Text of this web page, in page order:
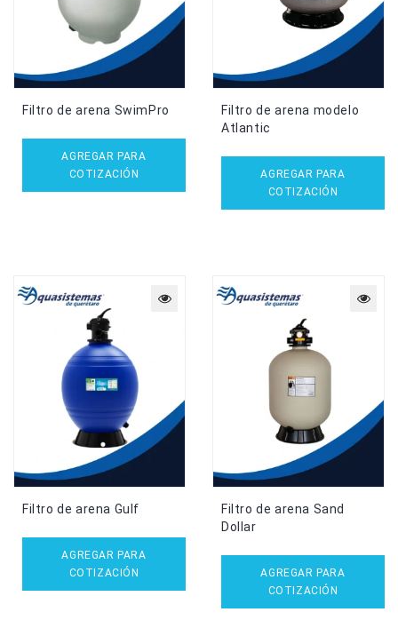
Filtro de arena SwimPro
AGREGAR PARA
COTIZACIÓN
Filtro de arena modelo
Atlantic
AGREGAR PARA
COTIZACIÓN
Filtro de arena Gulf
AGREGAR PARA
COTIZACIÓN
Filtro de arena Sand
Dollar
AGREGAR PARA
COTIZACIÓN